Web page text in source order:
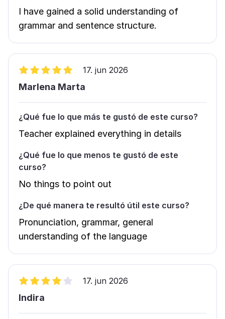
I have gained a solid understanding of
grammar and sentence structure.
17. jun 2026
Marlena Marta
¿Qué fue lo que más te gustó de este curso?
Teacher explained everything in details
¿Qué fue lo que menos te gustó de este
curso?
No things to point out
¿De qué manera te resultó útil este curso?
Pronunciation, grammar, general
understanding of the language
17. jun 2026
Indira